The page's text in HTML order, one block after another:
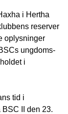
i Hertha
reserver
oplysninger
ungdoms-
i
tid i
II den 23.